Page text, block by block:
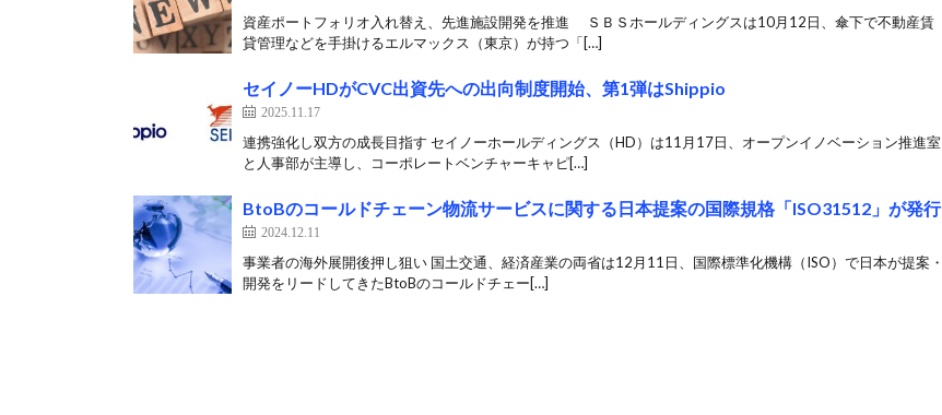
資産ポートフォリオ入れ替え、先進施設開発を推進 ＳＢＳホールディングスは10月12日、傘下で不動産賃
貸管理などを手掛けるエルマックス（東京）が持つ「[…]
セイノーHDがCVC出資先への出向制度開始、第1弾はShippio
2025.11.17
連携強化し双方の成長目指す セイノーホールディングス（HD）は11月17日、オープンイノベーション推進室
と人事部が主導し、コーポレートベンチャーキャピ[…]
BtoBのコールドチェーン物流サービスに関する日本提案の国際規格「ISO31512」が発行
2024.12.11
事業者の海外展開後押し狙い 国土交通、経済産業の両省は12月11日、国際標準化機構（ISO）で日本が提案・
開発をリードしてきたBtoBのコールドチェー[…]